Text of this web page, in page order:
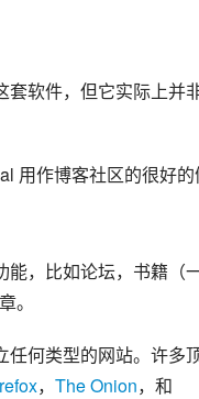
套软件，但它实际上并
用作博客社区的很好
能，比如论坛，书籍（
。
任何类型的网站。许多
， The Onion